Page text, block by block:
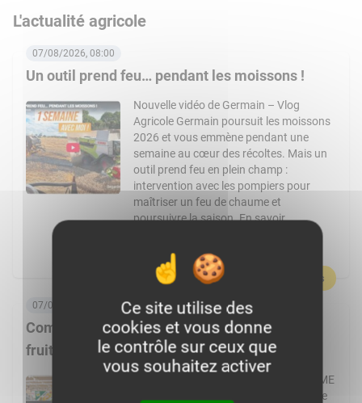
L'actualité agricole
Un outil prend feu… pendant les moissons !
07/08/2026, 08:00
Nouvelle vidéo de Germain – Vlog
Agricole Germain poursuit les moissons
2026 et vous emmène pendant une
semaine au cœur des récoltes. Mais un
outil prend feu en plein champ :
intervention avec les pompiers pour
maîtriser un feu de chaume et
poursuivre la saison. En savoir
l’agriculture et par le machinisme, […]
En savoir plus
Comment Frais Émincés dynamise le rayon
fruits et légumes ?
07/08/2026, 06:00
Spécialiste de la fraîche découpe, la PME
de Pontchâteau affiche une croissance
Ce site utilise des
cookies et vous donne
le contrôle sur ceux que
vous souhaitez activer